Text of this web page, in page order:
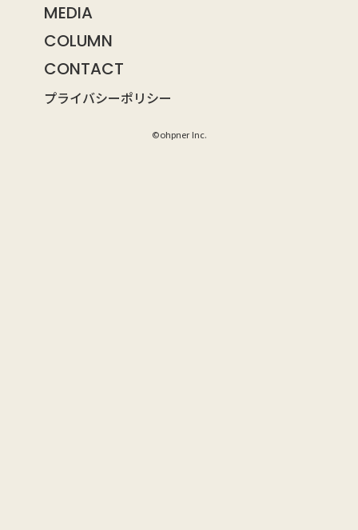
MEDIA
COLUMN
CONTACT
プライバシーポリシー
©ohpner Inc.